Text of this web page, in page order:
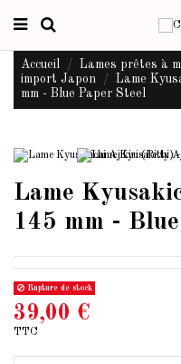
Accueil
Lames prêtes à
import Japon
Lame
mm - Blue Paper Steel
Lame
145 mm -
Rupture de stock
39,00 €
TTC